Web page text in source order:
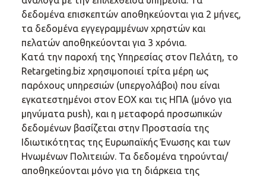
δεδομένα επισκεπτών αποθηκεύονται για 2 μήνες,
τα δεδομένα εγγεγραμμένων χρηστών και
πελατών αποθηκεύονται για 3 χρόνια.
Κατά την παροχή της Υπηρεσίας στον Πελάτη, το
Retargeting.biz χρησιμοποιεί τρίτα μέρη ως
παρόχους υπηρεσιών (υπεργολάβοι) που είναι
εγκατεστημένοι στον ΕΟΧ και τις ΗΠΑ (μόνο για
μηνύματα push), και η μεταφορά προσωπικών
δεδομένων βασίζεται στην Προστασία της
Ιδιωτικότητας της Ευρωπαϊκής Ένωσης και των
Ηνωμένων Πολιτειών. Τα δεδομένα τηρούνται/
αποθηκεύονται μόνο για τη διάρκεια της